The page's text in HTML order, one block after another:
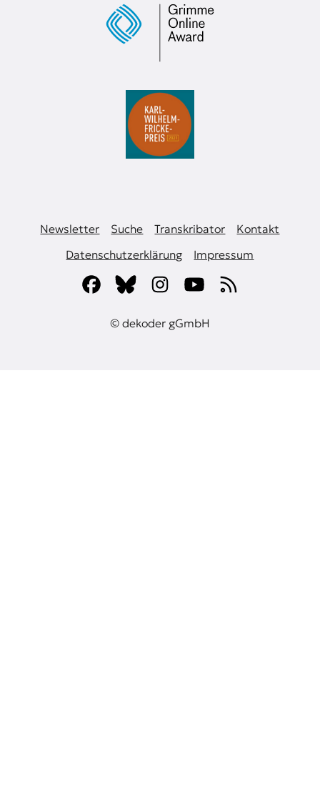
Newsletter Suche Transkribator
Kontakt
Datenschutzerklärung
Impressum
© dekoder gGmbH